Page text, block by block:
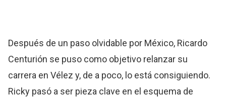
Después de un paso olvidable por México, Ricardo
Centurión se puso como objetivo relanzar su
carrera en Vélez y, de a poco, lo está consiguiendo.
Ricky pasó a ser pieza clave en el esquema de